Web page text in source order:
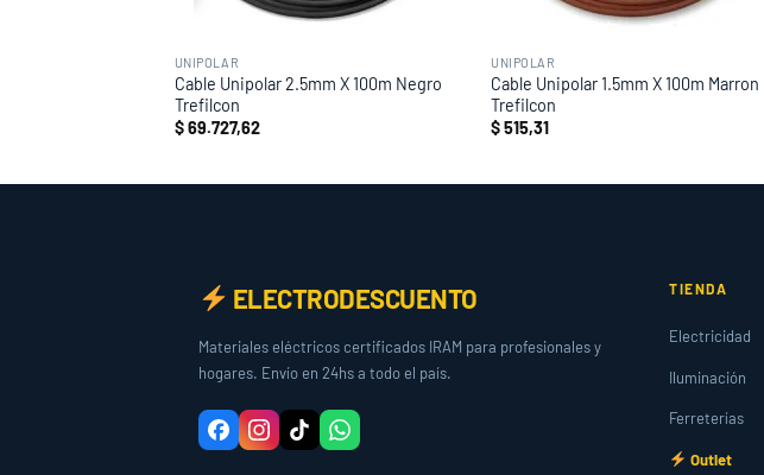
UNIPOLAR
Cable Unipolar 2.5mm X 100m Negro
Trefilcon
$69.727,62
UNIPOLAR
Cable Unipolar 1.5mm X 100m Marron
Trefilcon
$515,31
ELECTRODESCUENTO
Materiales eléctricos certificados IRAM para profesionales y
hogares. Envío en 24hs a todo el país.
TIENDA
Electricidad
Iluminación
Ferreterías
Outlet